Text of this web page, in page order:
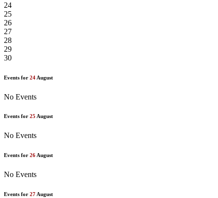
24
25
26
27
28
29
30
Events for 24 August
No Events
Events for 25 August
No Events
Events for 26August
No Events
Events for 27 August